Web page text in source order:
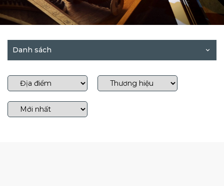
Danh sách